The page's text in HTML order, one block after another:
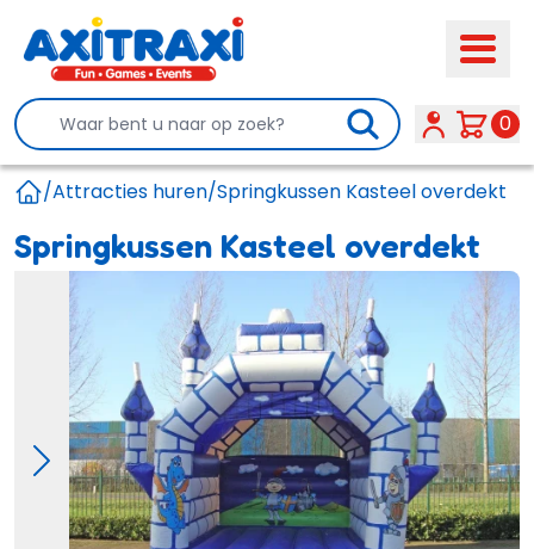
Search 0
/Attracties huren/Springkussen Kasteel overdekt
Springkussen Kasteel overdekt